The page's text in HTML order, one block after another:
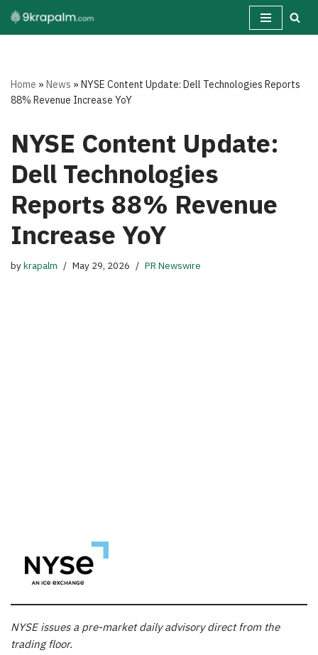
Skip
Home »News »NYSE Content Update: Dell Technologies Reports
88% Revenue Increase YoY
NYSE Content Update:
Dell Technologies
Reports 88% Revenue
Increase YoY
bykrapalm May 29, 2026 PR Newswire
NYSE issues a pre-market daily advisory direct from the
trading floor.